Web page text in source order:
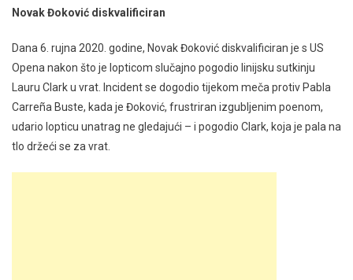
Novak Đoković diskvalificiran
Dana 6. rujna 2020. godine, Novak Đoković diskvalificiran je s US
Opena nakon što je lopticom slučajno pogodio linijsku sutkinju
Lauru Clark u vrat. Incident se dogodio tijekom meča protiv Pabla
Carreña Buste, kada je Đoković, frustriran izgubljenim poenom,
udario lopticu unatrag ne gledajući – i pogodio Clark, koja je pala na
tlo držeći se za vrat.